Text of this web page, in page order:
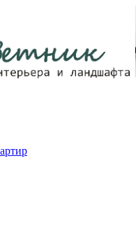
и обустройство дома.